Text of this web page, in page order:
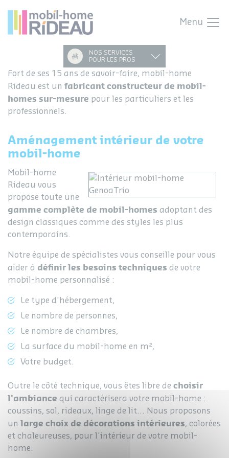
Menu
NOS SERVICES
POUR LES PROS
Fort de ses 15 ans de savoir-faire, mobil-home
Rideau est un fabricant constructeur de mobil-
homes sur-mesure pour les particuliers et les
professionnels.
Aménagement intérieur de votre
mobil-home
Mobil-home
Rideau vous
propose toute une
gamme complète de mobil-homes adoptant des
design classiques comme des styles les plus
contemporains.
Notre équipe de spécialistes vous conseille pour vous
aider à définir les besoins techniques de votre
mobil-home personnalisé :
Le type d'hébergement,
Le nombre de personnes,
Le nombre de chambres,
La surface du mobil-home en m²,
Votre budget.
Outre le côté technique, vous êtes libre de choisir
l'ambiance qui caractérisera votre mobil-home :
coussins, sol, rideaux, linge de lit... Nous proposons
un large choix de décorations intérieures, colorées
et chaleureuses, pour l'intérieur de votre mobil-
home.